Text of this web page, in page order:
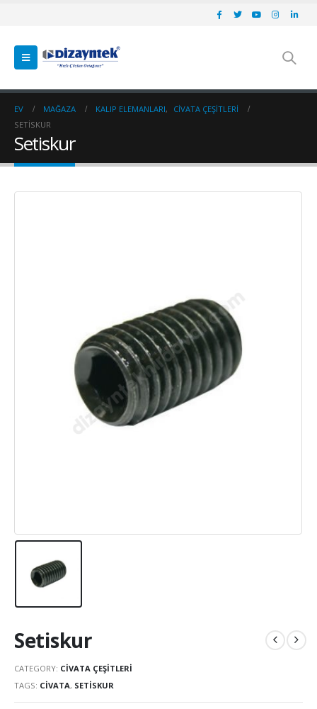
EV MAĞAZA KALIP ELEMANLARI,
CIVATA ÇEŞITLERI
SETISKUR
Setiskur
Setiskur
CATEGORY: CIVATA ÇEŞITLERI
TAGS: CIVATA, SETISKUR